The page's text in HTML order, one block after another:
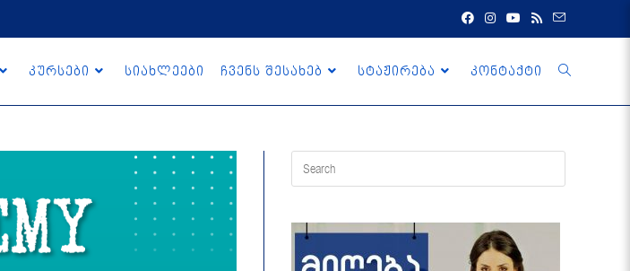
კურსები სიახლეები ჩვენს შესახებ სტაჟირება კონტაქტი